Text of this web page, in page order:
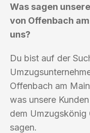
Was sagen
von Offenbach
uns?
Du bist auf der
Offenbach am
was unsere
dem Umzugskönig
sagen.